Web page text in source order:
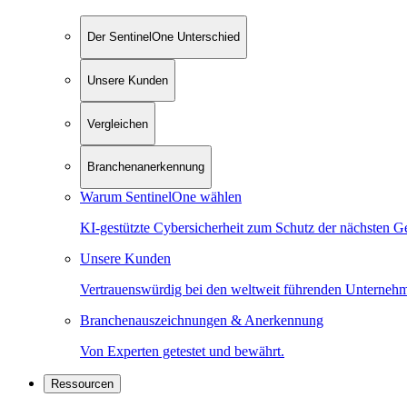
Der SentinelOne Unterschied
Unsere Kunden
Vergleichen
Branchenanerkennung
Warum SentinelOne wählen
KI-gestützte Cybersicherheit zum Schutz der nächsten
Unsere Kunden
Vertrauenswürdig bei den weltweit führenden
Branchenauszeichnungen & Anerkennung
Von Experten getestet und bewährt.
Ressourcen